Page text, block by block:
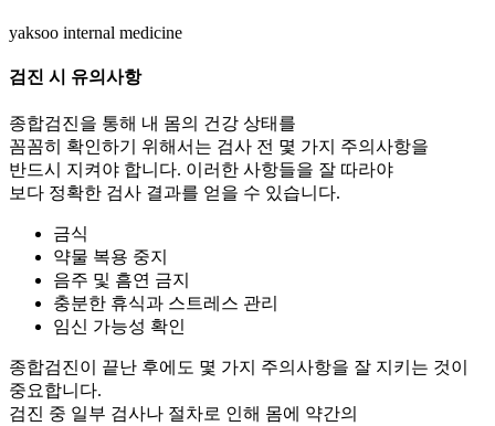
yaksoo internal medicine
검진 시 유의사항
종합검진을 통해 내 몸의 건강 상태를
꼼꼼히 확인하기 위해서는 검사 전 몇 가지 주의사항을
반드시 지켜야 합니다. 이러한 사항들을 잘 따라야
보다 정확한 검사 결과를 얻을 수 있습니다.
금식
약물 복용 중지
음주 및 흠연 금지
충분한 휴식과 스트레스 관리
임신 가능성 확인
종합검진이 끝난 후에도 몇 가지 주의사항을 잘 지키는 것이
중요합니다.
검진 중 일부 검사나 절차로 인해 몸에 약간의